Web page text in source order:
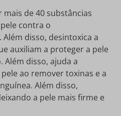
de 40 substâncias
contra o
disso, desintoxica a
auxiliam a proteger a pele
disso, ajuda a
ao remover toxinas e a
Além disso,
a pele mais firme e